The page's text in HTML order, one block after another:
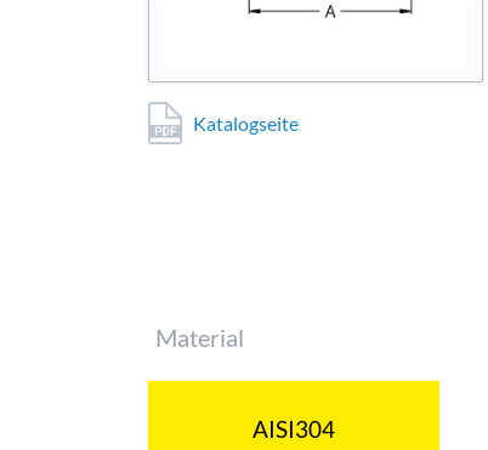
Katalogseite
Pflichtfeld
Material
AISI304